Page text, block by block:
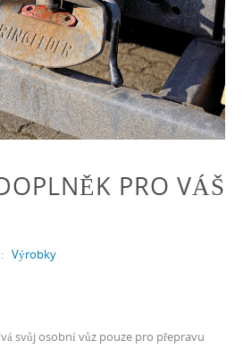
PRO VÁŠ
Výrobky
svůj osobní vůz pouze pro přepravu